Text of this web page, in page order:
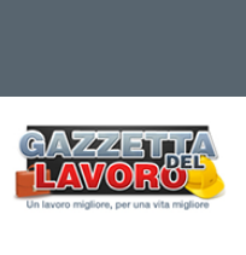
contenuto